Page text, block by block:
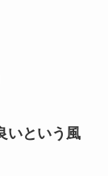
いという風